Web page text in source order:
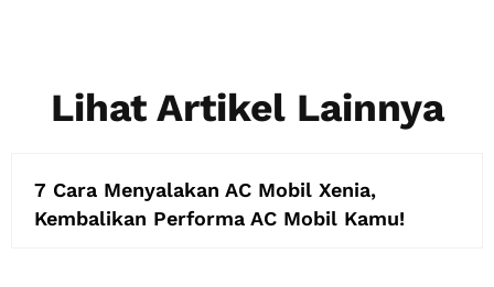
Lihat Artikel Lainnya
7 Cara Menyalakan AC Mobil Xenia,
Kembalikan Performa AC Mobil Kamu!